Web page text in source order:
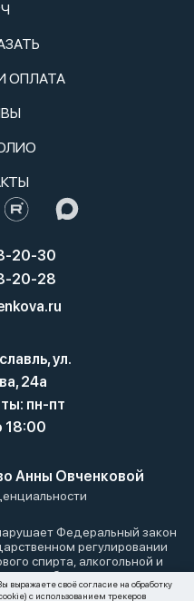
ОПЛАТА
20-30
20-28
ул.
24а
пн-пт
18:00
Анны Овченковой
Федеральный закон
регулировании
спирта, алкогольной и
и об ограничении
продукции»: мы не
своё согласие на обработку
с использованием трекеров